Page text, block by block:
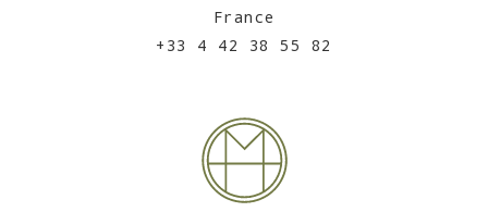
France
+33 4 42 38 55 82